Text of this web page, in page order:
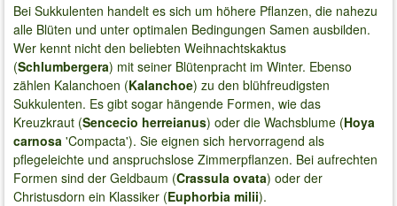
Bei Sukkulenten handelt es sich um höhere Pflanzen, die nahezu
alle Blüten und unter optimalen Bedingungen Samen ausbilden.
Wer kennt nicht den beliebten Weihnachtskaktus
(Schlumbergera) mit seiner Blütenpracht im Winter. Ebenso
zählen Kalanchoen (Kalanchoe) zu den blühfreudigsten
Sukkulenten. Es gibt sogar hängende Formen, wie das
Kreuzkraut (Sencecio herreianus) oder die Wachsblume (Hoya
carnosa 'Compacta'). Sie eignen sich hervorragend als
pflegeleichte und anspruchslose Zimmerpflanzen. Bei aufrechten
Formen sind der Geldbaum (Crassula ovata) oder der
Christusdorn ein Klassiker (Euphorbia milii).